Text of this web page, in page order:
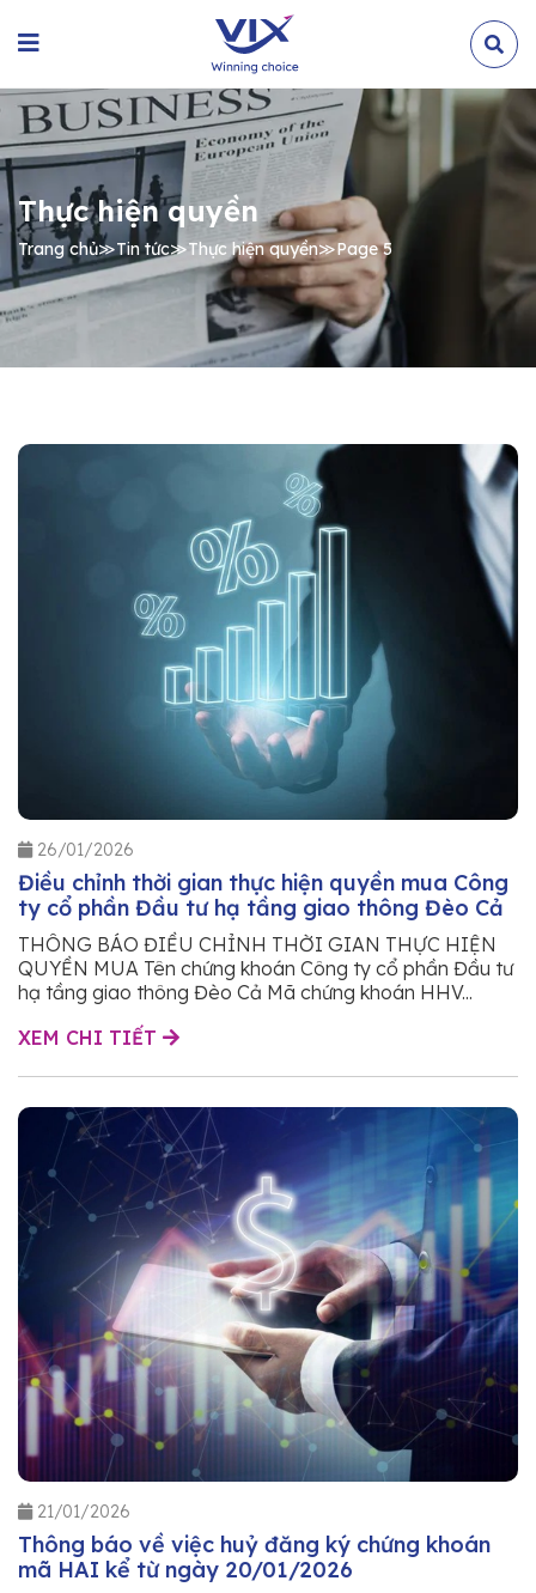
Thực hiện quyền
Trang chủ≫Tin tức≫Thực hiện quyền≫Page 5
26/01/2026
Điều chỉnh thời gian thực hiện quyền mua Công
ty cổ phần Đầu tư hạ tầng giao thông Đèo Cả
THÔNG BÁO ĐIỀU CHỈNH THỜI GIAN THỰC HIỆN
QUYỀN MUA Tên chứng khoán Công ty cổ phần Đầu tư
hạ tầng giao thông Đèo Cả Mã chứng khoán HHV...
XEM CHI TIẾT
21/01/2026
Thông báo về việc huỷ đăng ký chứng khoán
mã HAI kể từ ngày 20/01/2026